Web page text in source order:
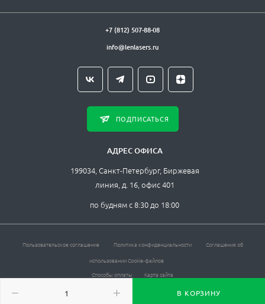
В КОРЗИНУ
+7 (812) 507-88-08
info@lenlasers.ru
ПОДПИСАТЬСЯ
АДРЕС ОФИСА
199034, Санкт-Петербург, Биржевая
линия, д. 16, офис 401
по будням с 8:30 до 18:00
Пользовательское соглашение Политика конфиденциальности
Соглашения об
использовании Cookie-файлов
Способы оплаты
Карта сайта
ЛЛС © , 2026. Все права защищены.